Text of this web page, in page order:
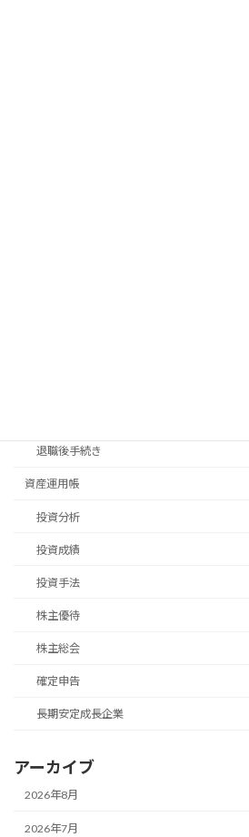
退職後手続き
資産運用帳
投資分析
投資成績
投資手法
株主優待
株主総会
確定申告
長期安定成長企業
アーカイブ
2026年8月
2026年7月